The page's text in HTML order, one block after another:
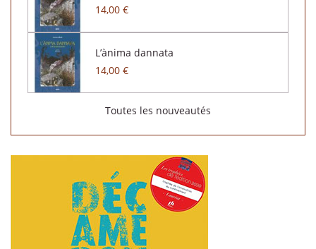
14,00 €
L’ànima dannata
14,00 €
Toutes les nouveautés